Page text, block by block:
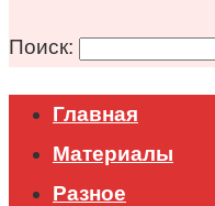
Поиск:
Главная
Материалы
Разное